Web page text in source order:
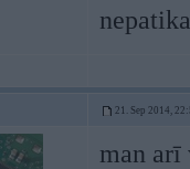
21. Sep 2014,
man